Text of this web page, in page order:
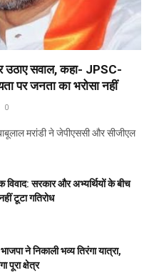
उठाए सवाल, कहा- JPSC-
पर जनता का भरोसा नहीं
0
मरांडी ने जेपीएससी और सीजीएल
सरकार और अभ्यर्थियों के बीच
टूटा गतिरोध
ने निकाली भव्य तिरंगा यात्रा,
पूरा क्षेत्र